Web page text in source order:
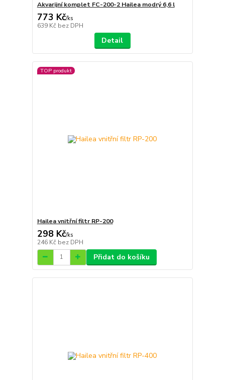
Akvarijní komplet FC-200-2 Hailea modrý 6,6 l
773 Kč/ks
639 Kč bez DPH
Detail
TOP produkt
Hailea vnitřní filtr RP-200
298 Kč/ks
246 Kč bez DPH
Přidat do košíku